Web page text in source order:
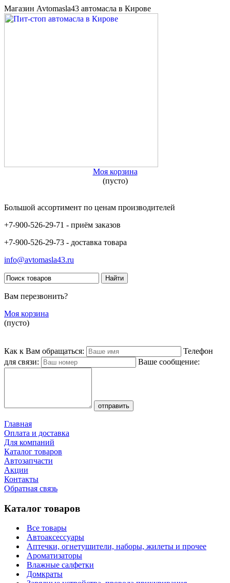
Магазин Avtomasla43 автомасла в Кирове
Моя корзина
(пусто)
Большой ассортимент по ценам производителей
+7-900-526-29-71 - приём заказов
+7-900-526-29-73 - доставка товара
info@avtomasla43.ru
Вам перезвонить?
Моя корзина
(пусто)
Как к Вам обращаться:
Телефон
для связи:
Ваше сообщение:
Главная
Оплата и доставка
Для компаний
Каталог товаров
Автозапчасти
Акции
Контакты
Обратная связь
Каталог товаров
Все товары
Автоаксессуары
Аптечки, огнетушители, наборы, жилеты и прочее
Ароматизаторы
Влажные салфетки
Домкраты